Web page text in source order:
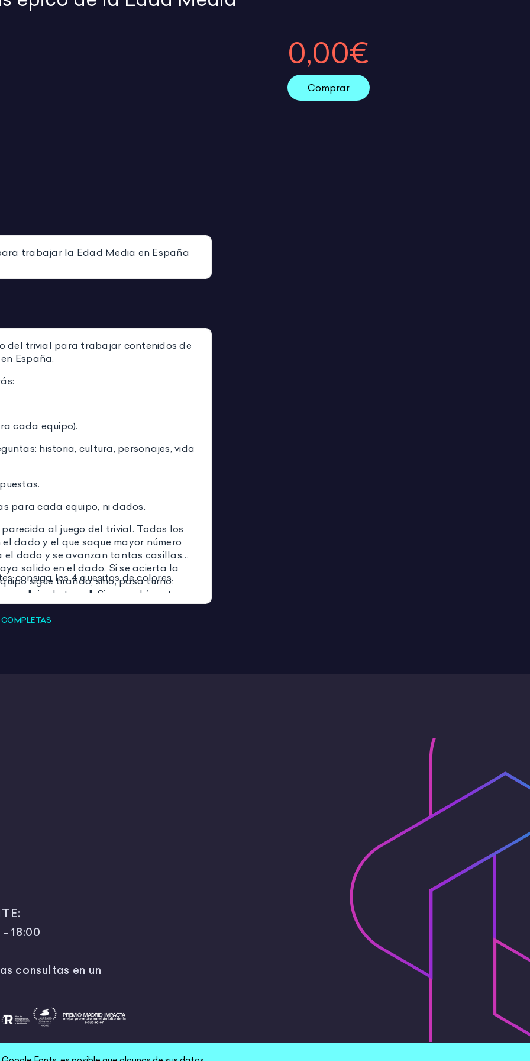
trabajar la Edad Media en España
del trivial para trabajar contenidos de
España.
cada equipo).
historia, cultura, personajes, vida
para cada equipo, ni dados.
al juego del trivial. Todos los
dado y el que saque mayor número
el dado y se avanzan tantas casillas
salido en el dado. Si se acierta la
sigue tirando, sino, pasa turno.
son "pierde turno". Si caes ahí, un turno
consiga los 4 quesitos de colores.
COMPLETAS
0,00€
Comprar
18:00
consultas en un